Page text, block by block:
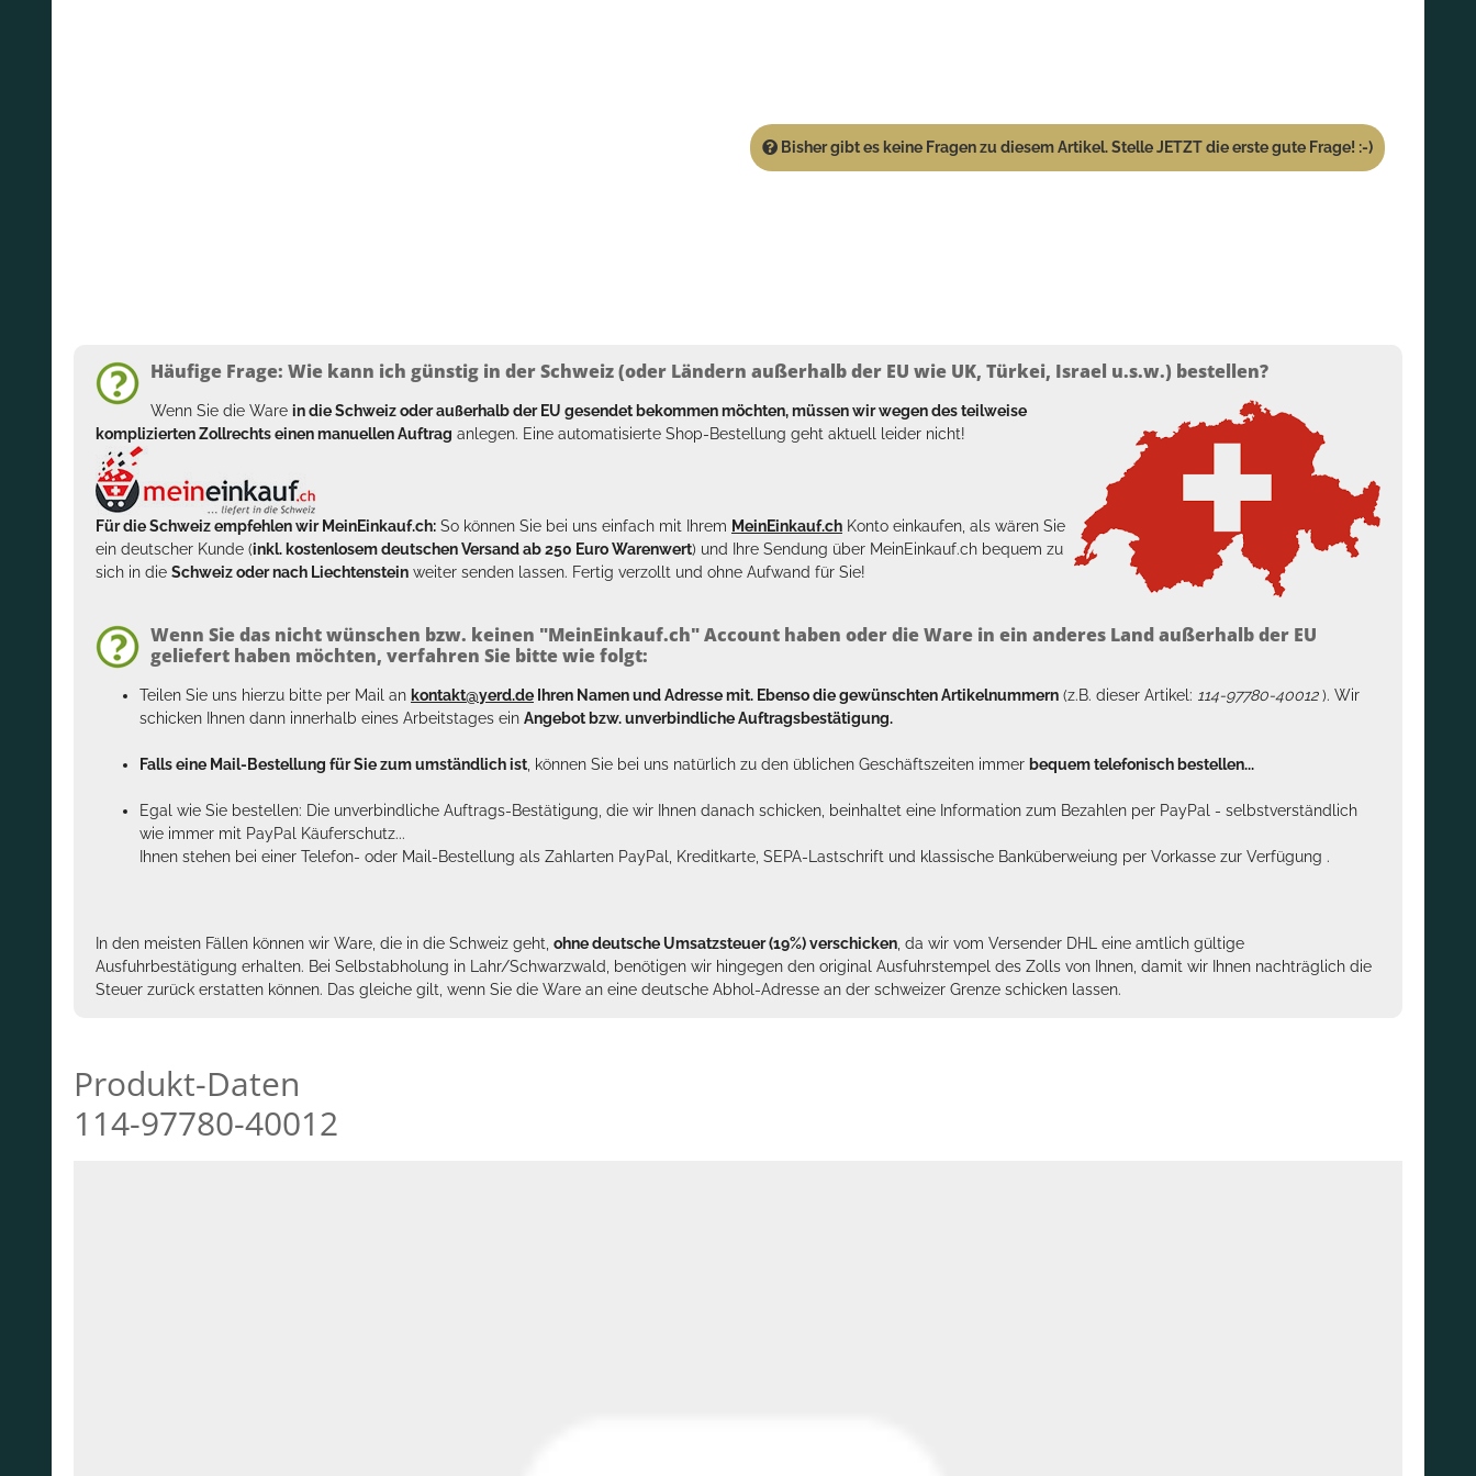
Bisher gibt es keine Fragen zu diesem Artikel. Stelle JETZT die erste gute Frage! :-)
Häufige Frage: Wie kann ich günstig in der Schweiz (oder Ländern außerhalb der EU wie UK, Türkei, Israel u.s.w.) bestellen?
Wenn Sie die Ware in die Schweiz oder außerhalb der EU gesendet bekommen möchten, müssen wir wegen des teilweise
komplizierten Zollrechts einen manuellen Auftrag anlegen. Eine automatisierte Shop-Bestellung geht aktuell leider nicht!
Für die Schweiz empfehlen wir MeinEinkauf.ch: So können Sie bei uns einfach mit Ihrem MeinEinkauf.ch Konto einkaufen, als wären Sie
ein deutscher Kunde (inkl. kostenlosem deutschen Versand ab 250 Euro Warenwert) und Ihre Sendung über MeinEinkauf.ch bequem zu
sich in die Schweiz oder nach Liechtenstein weiter senden lassen. Fertig verzollt und ohne Aufwand für Sie!
Wenn Sie das nicht wünschen bzw. keinen "MeinEinkauf.ch" Account haben oder die Ware in ein anderes Land außerhalb der EU
geliefert haben möchten, verfahren Sie bitte wie folgt:
Teilen Sie uns hierzu bitte per Mail an kontakt@yerd.de Ihren Namen und Adresse mit. Ebenso die gewünschten Artikelnummern (z.B. dieser Artikel: 114-97780-40012). Wir
schicken Ihnen dann innerhalb eines Arbeitstages ein Angebot bzw. unverbindliche Auftragsbestätigung.
Falls eine Mail-Bestellung für Sie zum umständlich ist , können Sie bei uns natürlich zu den üblichen Geschäftszeiten immer bequem telefonisch bestellen...
Egal wie Sie bestellen: Die unverbindliche Auftrags-Bestätigung, die wir Ihnen danach schicken, beinhaltet eine Information zum Bezahlen per PayPal - selbstverständlich
wie immer mit PayPal Käuferschutz...
Ihnen stehen bei einer Telefon- oder Mail-Bestellung als Zahlarten PayPal, Kreditkarte, SEPA-Lastschrift und klassische Banküberweiung per Vorkasse zur Verfügung .
In den meisten Fällen können wir Ware, die in die Schweiz geht, ohne deutsche Umsatzsteuer (19%) verschicken , da wir vom Versender DHL eine amtlich gültige
Ausfuhrbestätigung erhalten. Bei Selbstabholung in Lahr/Schwarzwald, benötigen wir hingegen den original Ausfuhrstempel des Zolls von Ihnen, damit wir Ihnen nachträglich die
Steuer zurück erstatten können. Das gleiche gilt, wenn Sie die Ware an eine deutsche Abhol-Adresse an der schweizer Grenze schicken lassen.
Produkt-Daten
114-97780-40012